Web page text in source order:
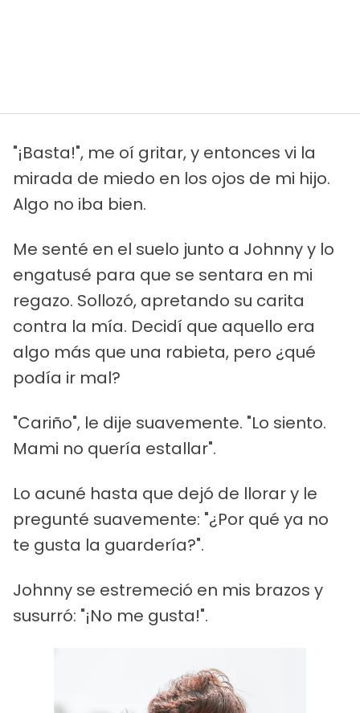
"¡Basta!", me oí gritar, y entonces vi la
mirada de miedo en los ojos de mi hijo.
Algo no iba bien.
Me senté en el suelo junto a Johnny y lo
engatusé para que se sentara en mi
regazo. Sollozó, apretando su carita
contra la mía. Decidí que aquello era
algo más que una rabieta, pero ¿qué
podía ir mal?
"Cariño", le dije suavemente. "Lo siento.
Mami no quería estallar".
Lo acuné hasta que dejó de llorar y le
pregunté suavemente: "¿Por qué ya no
te gusta la guardería?".
Johnny se estremeció en mis brazos y
susurró: "¡No me gusta!".